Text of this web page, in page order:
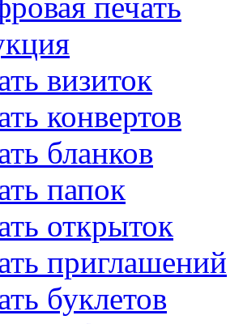
визиток
конвертов
бланков
папок
открыток
приглашений
буклетов